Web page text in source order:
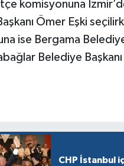
komisyonuna
Ömer Eşki
ise Bergama
Belediye Başkanı
CHP İstanbul